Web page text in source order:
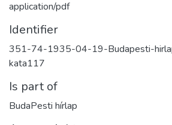
application/pdf
Identifier
351-74-1935-04-19-Budapesti-
kata117
Is part of
BudaPesti hírlap